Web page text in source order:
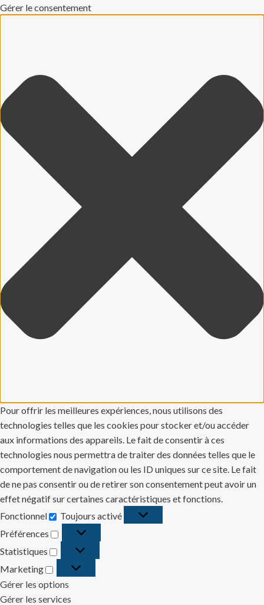
Gérer le consentement
Pour offrir les meilleures expériences, nous utilisons des
technologies telles que les cookies pour stocker et/ou accéder
aux informations des appareils. Le fait de consentir à ces
technologies nous permettra de traiter des données telles que le
comportement de navigation ou les ID uniques sur ce site. Le fait
de ne pas consentir ou de retirer son consentement peut avoir un
effet négatif sur certaines caractéristiques et fonctions.
Fonctionnel
Fonctionnel
Toujours activé
Préférences
Préférences
Statistiques
Statistiques
Marketing
Marketing
Gérer les options
Gérer les services